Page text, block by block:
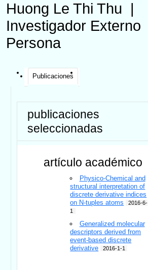
Huong Le Thi Thu
Investigador Externo
Persona
Publicaciones
publicaciones
seleccionadas
artículo académico
Physico-Chemical and
structural interpretation of
discrete derivative indices
on N-tuples atoms
2016-6-
1
Generalized molecular
descriptors derived from
event-based discrete
derivative
2016-1-1